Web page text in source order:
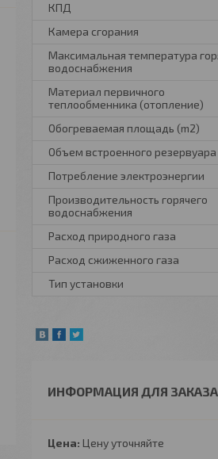
КПД
Камера сгорания
Максимальная температура
водоснабжения
Материал первичного
теплообменника (отопление)
Обогреваемая площадь (m2)
Объем встроенного резервуара
Потребление электроэнергии
Производительность горячего
водоснабжения
Расход природного газа
Расход сжиженного газа
Тип установки
ИНФОРМАЦИЯ ДЛЯ ЗАКАЗА
Цена: Цену уточняйте